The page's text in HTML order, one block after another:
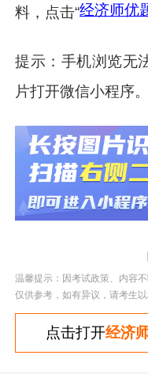
料，点击“经济师优
提示：手机浏览无
片打开微信小程序。
温馨提示：因考试政策、内容
仅供参考，如有异议，请考生
点击打开经济